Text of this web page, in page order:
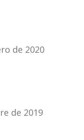
de 2020
de 2019